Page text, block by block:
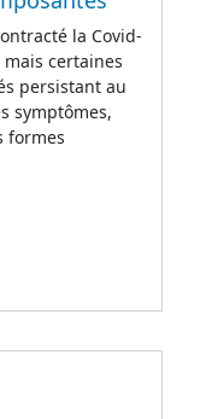
la Covid-
certaines
persistant au
symptômes,
formes